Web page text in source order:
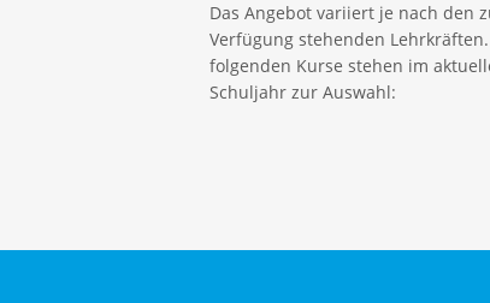
Das Angebot variiert je nach den
Verfügung stehenden
folgenden Kurse stehen im
Schuljahr zur Auswahl: